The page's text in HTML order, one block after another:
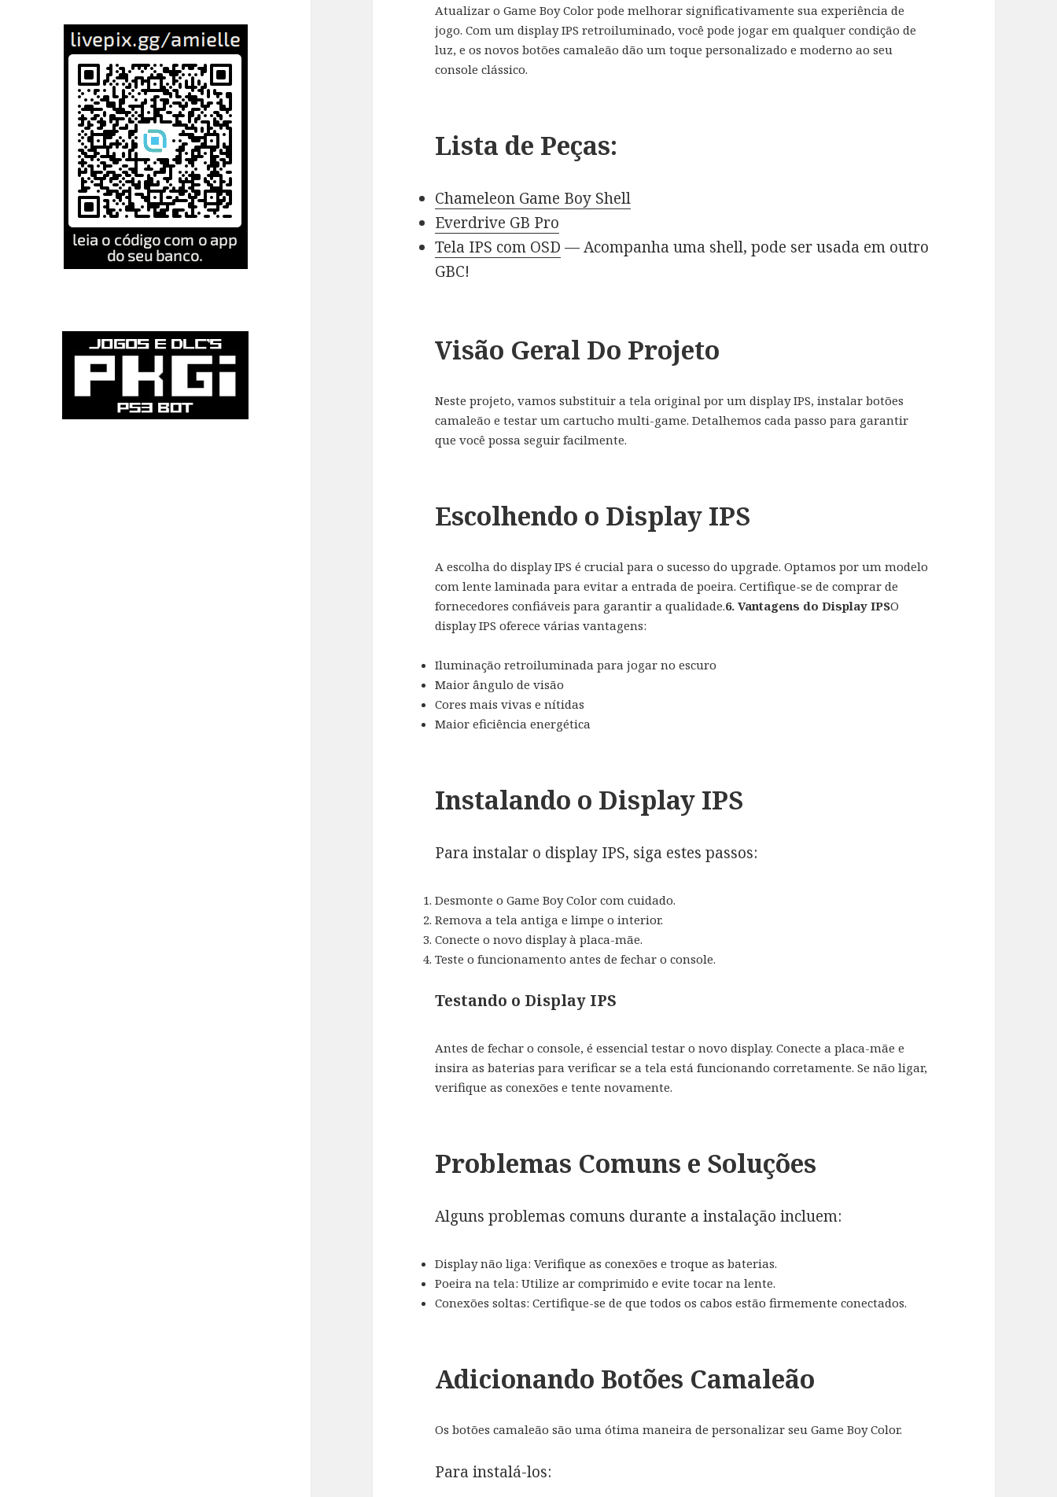
Atualizar o Game Boy Color pode melhorar significativamente sua experiência de
jogo. Com um display IPS retroiluminado, você pode jogar em qualquer condição de
luz, e os novos botões camaleão dão um toque personalizado e moderno ao seu
console clássico.
Lista de Peças:
Chameleon Game Boy Shell
Everdrive GB Pro
Tela IPS com OSD — Acompanha uma shell, pode ser usada em outro
GBC!
Visão Geral Do Projeto
Neste projeto, vamos substituir a tela original por um display IPS, instalar botões
camaleão e testar um cartucho multi-game. Detalhemos cada passo para garantir
que você possa seguir facilmente.
Escolhendo o Display IPS
A escolha do display IPS é crucial para o sucesso do upgrade. Optamos por um modelo
com lente laminada para evitar a entrada de poeira. Certifique-se de comprar de
fornecedores confiáveis para garantir a qualidade.6. Vantagens do Display IPSO
display IPS oferece várias vantagens:
Iluminação retroiluminada para jogar no escuro
Maior ângulo de visão
Cores mais vivas e nítidas
Maior eficiência energética
Instalando o Display IPS
Para instalar o display IPS, siga estes passos:
Desmonte o Game Boy Color com cuidado.
Remova a tela antiga e limpe o interior.
Conecte o novo display à placa-mãe.
Teste o funcionamento antes de fechar o console.
Testando o Display IPS
Antes de fechar o console, é essencial testar o novo display. Conecte a placa-mãe e
insira as baterias para verificar se a tela está funcionando corretamente. Se não ligar,
verifique as conexões e tente novamente.
Problemas Comuns e Soluções
Alguns problemas comuns durante a instalação incluem:
Display não liga: Verifique as conexões e troque as baterias.
Poeira na tela: Utilize ar comprimido e evite tocar na lente.
Conexões soltas: Certifique-se de que todos os cabos estão firmemente conectados.
Adicionando Botões Camaleão
Os botões camaleão são uma ótima maneira de personalizar seu Game Boy Color.
Para instalá-los: